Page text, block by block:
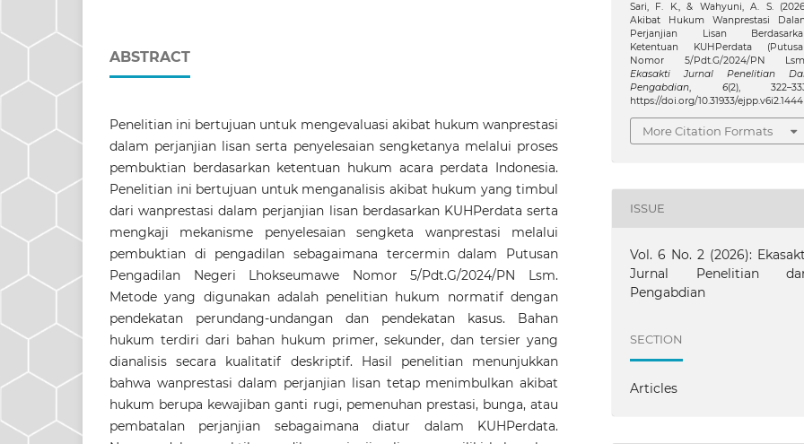
ABSTRACT
Penelitian ini bertujuan untuk mengevaluasi akibat hukum wanprestasi
dalam perjanjian lisan serta penyelesaian sengketanya melalui proses
pembuktian berdasarkan ketentuan hukum acara perdata Indonesia.
Penelitian ini bertujuan untuk menganalisis akibat hukum yang timbul
dari wanprestasi dalam perjanjian lisan berdasarkan KUHPerdata serta
mengkaji mekanisme penyelesaian sengketa wanprestasi melalui
pembuktian di pengadilan sebagaimana tercermin dalam Putusan
Pengadilan Negeri Lhokseumawe Nomor 5/Pdt.G/2024/PN Lsm.
Metode yang digunakan adalah penelitian hukum normatif dengan
pendekatan perundang-undangan dan pendekatan kasus. Bahan
hukum terdiri dari bahan hukum primer, sekunder, dan tersier yang
dianalisis secara kualitatif deskriptif. Hasil penelitian menunjukkan
bahwa wanprestasi dalam perjanjian lisan tetap menimbulkan akibat
hukum berupa kewajiban ganti rugi, pemenuhan prestasi, bunga, atau
pembatalan perjanjian sebagaimana diatur dalam KUHPerdata.
Sari, F. K., & Wahyuni, A. S.
Akibat Hukum Wanprestasi
Perjanjian Lisan
Ketentuan KUHPerdata
Nomor 5/Pdt.G/2024/PN
Ekasakti Jurnal Penelitian
Pengabdian, 6(2),
https://doi.org/10.31933/ejpp.v6i2.1444
More Citation Formats
ISSUE
Vol. 6 No. 2 (2026):
Jurnal Penelitian
Pengabdian
SECTION
Articles